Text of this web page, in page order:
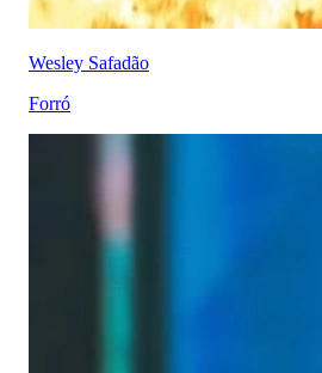
Wesley Safadão
Forró